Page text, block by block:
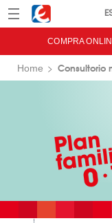
Menú Eroski
COMPRA
Home Consultorio